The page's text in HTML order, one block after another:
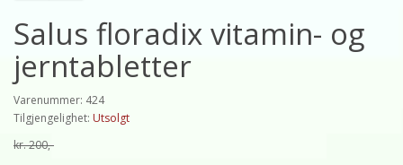
Salus floradix vitamin- og
jerntabletter
Varenummer: 424
Tilgjengelighet: Utsolgt
kr. 200,-